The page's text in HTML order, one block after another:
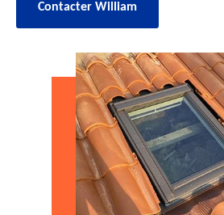
Contacter William